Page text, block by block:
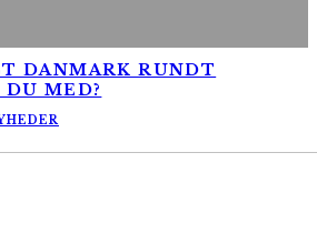
DANMARK RUNDT
MED?